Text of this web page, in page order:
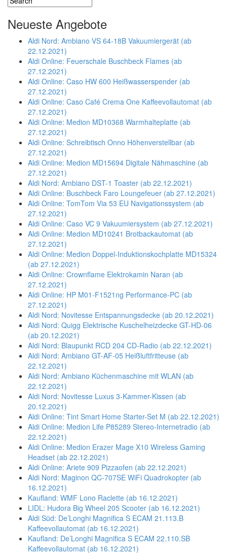
Neueste Angebote
Aldi Nord: Ambiano VS 64-18B Vakuumiergerät (ab
22.12.2021)
Aldi Online: Feuerschale Buschbeck Flames (ab
27.12.2021)
Aldi Online: Caso HW 600 Heißwasserspender (ab
27.12.2021)
Aldi Online: Caso Café Crema One Kaffeevollautomat (ab
27.12.2021)
Aldi Online: Medion MD10368 Warmhalteplatte (ab
27.12.2021)
Aldi Online: Schreibtisch Onno Höhenverstellbar (ab
27.12.2021)
Aldi Online: Medion MD15694 Digitale Nähmaschine (ab
27.12.2021)
Aldi Nord: Ambiano DST-1 Toaster (ab 22.12.2021)
Aldi Online: Buschbeck Faro Loungefeuer (ab 27.12.2021)
Aldi Online: TomTom Via 53 EU Navigationssystem (ab
27.12.2021)
Aldi Online: Caso VC 9 Vakuumiersystem (ab 27.12.2021)
Aldi Online: Medion MD10241 Brotbackautomat (ab
27.12.2021)
Aldi Online: Medion Doppel-Induktionskochplatte MD15324
(ab 27.12.2021)
Aldi Online: Crownflame Elektrokamin Naran (ab
27.12.2021)
Aldi Online: HP M01-F1521ng Performance-PC (ab
27.12.2021)
Aldi Nord: Novitesse Entspannungsdecke (ab 20.12.2021)
Aldi Nord: Quigg Elektrische Kuschelheizdecke GT-HD-06
(ab 20.12.2021)
Aldi Nord: Blaupunkt RCD 204 CD-Radio (ab 22.12.2021)
Aldi Nord: Ambiano GT-AF-05 Heißluftfritteuse (ab
22.12.2021)
Aldi Nord: Ambiano Küchenmaschine mit WLAN (ab
22.12.2021)
Aldi Nord: Novitesse Luxus 3-Kammer-Kissen (ab
20.12.2021)
Aldi Online: Tint Smart Home Starter-Set M (ab 22.12.2021)
Aldi Online: Medion Life P85289 Stereo-Internetradio (ab
22.12.2021)
Aldi Online: Medion Erazer Mage X10 Wireless Gaming
Headset (ab 22.12.2021)
Aldi Online: Ariete 909 Pizzaofen (ab 22.12.2021)
Aldi Nord: Maginon QC-707SE WiFi Quadrokopter (ab
16.12.2021)
Kaufland: WMF Lono Raclette (ab 16.12.2021)
LIDL: Hudora Big Wheel 205 Scooter (ab 16.12.2021)
Aldi Süd: De’Longhi Magnifica S ECAM 21.113.B
Kaffeevollautomat (ab 16.12.2021)
Kaufland: De’Longhi Magnifica S ECAM 22.110.SB
Kaffeevollautomat (ab 16.12.2021)